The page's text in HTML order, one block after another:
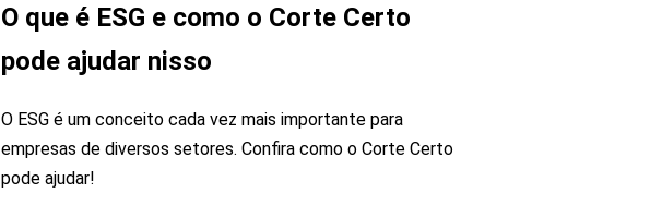
O que é ESG e como o Corte Certo
pode ajudar nisso
O ESG é um conceito cada vez mais importante para
empresas de diversos setores. Confira como o Corte Certo
pode ajudar!